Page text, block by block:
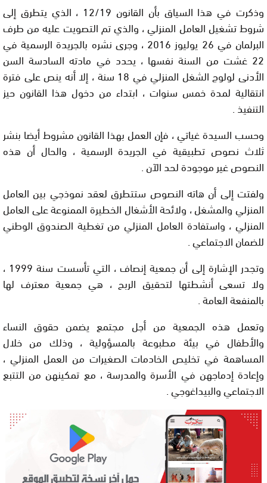
وذكرت في هذا السياق بأن القانون 12/19 ، الذي يتطرق إلى
شروط تشغيل العامل المنزلي ، والذي تم التصويت عليه من طرف
البرلمان في 26 يوليوز 2016 ، وجرى نشره بالجريدة الرسمية في
22 غشت من السنة نفسها ، يحدد في مادته السادسة السن
الأدنى لولوج الشغل المنزلي في 18 سنة ، إلا أنه ينص على فترة
انتقالية لمدة خمس سنوات ، ابتداء من دخول هذا القانون حيز
التنفيذ .
وحسب السيدة غياتي ، فإن العمل بهذا القانون مشروط أيضا بنشر
ثلاث نصوص تطبيقية في الجريدة الرسمية ، والحال أن هذه
النصوص غير موجودة لحد الآن .
ولفتت إلى أن هاته النصوص ستتطرق لعقد نموذجي بين العامل
المنزلي والمشغل ، ولائحة الأشغال الخطيرة الممنوعة على العامل
المنزلي ، واستفادة العامل المنزلي من تغطية الصندوق الوطني
للضمان الاجتماعي .
وتجدر الإشارة إلى أن جمعية إنصاف ، التي تأسست سنة 1999 ،
ولا تسعى أنشطتها لتحقيق الربح ، هي جمعية معترف لها
بالمنفعة العامة .
وتعمل هذه الجمعية من أجل مجتمع يضمن حقوق النساء
والأطفال في بيئة مطبوعة بالمسؤولية ، وذلك من خلال
المساهمة في تخليص الخادمات الصغيرات من العمل المنزلي ،
وإعادة إدماجهن في الأسرة والمدرسة ، مع تمكينهن من التتبع
الاجتماعي والبيداغوجي .